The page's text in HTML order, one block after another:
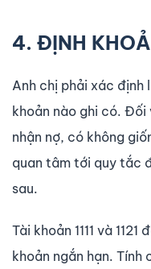
4. ĐỊNH
Anh chị phải xác định
khoản nào ghi có.
nhận nợ, có không
quan tâm tới quy tắc
sau.
Tài khoản 1111 và
khoản ngắn hạn.